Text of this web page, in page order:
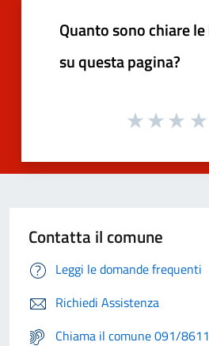
Quanto sono chiare
su questa pagina?
Contatta il comune
Leggi le domande frequenti
Richiedi Assistenza
Chiama il comune 091/